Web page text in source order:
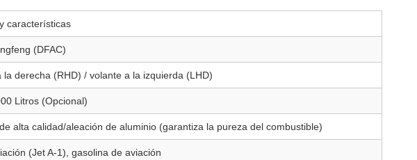
características
(DFAC)
la derecha (RHD) / volante a la izquierda (LHD)
Litros (Opcional)
alta calidad/aleación de aluminio (garantiza la pureza del combustible)
(Jet A-1), gasolina de aviación